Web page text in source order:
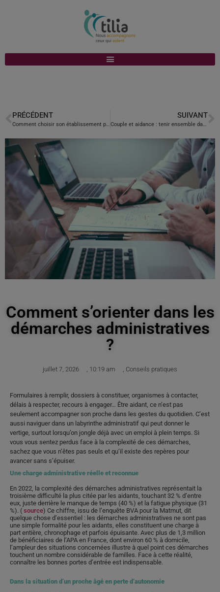
PRÉCÉDENT
Comment choisir son établissement pour son proche âgé et dépendant ?
SUIVANT
Couple et aidance : tenir ensemble dans la durée
Comment s’orienter dans les
démarches administratives
?
juillet 7, 2026 10:19 am Conseils pratiques
Formulaires à remplir, dossiers à constituer, organismes à contacter,
délais à respecter, recours à engager… Être aidant, ce n’est pas
seulement accompagner son proche dans les gestes du quotidien. C’est
aussi naviguer dans un labyrinthe administratif qui peut donner le
vertige, surtout lorsqu’on jongle déjà avec un emploi à plein temps. Si
vous vous sentez perdus face à la complexité de ces démarches,
sachez que vous n’êtes pas seuls et qu’il existe des repères pour
avancer sans s’épuiser.
Une charge administrative réelle et reconnue
En 2022, la complexité des démarches administratives représentait la
troisième difficulté la plus citée par les aidants, touchant 32 % d’entre
eux, juste derrière le manque de temps (40 %) et la fatigue physique (31
%). ( source) Ce chiffre, issu de l’enquête BVA pour la Matmut, dit
quelque chose d’essentiel : les démarches administratives ne sont pas
une simple formalité pour les aidants, elles constituent une charge à
part entière, chronophage et parfois épuisante. Avec plus de 1,3 million
de bénéficiaires de l’APA en France, dont environ 60 % à domicile,
l’ampleur des situations concernées illustre à quel point ces démarches
touchent un nombre considérable de familles. Face à cette réalité,
connaître les bonnes portes d’entrée est indispensable.
Dans la situation d’un proche âgé en perte d’autonomie